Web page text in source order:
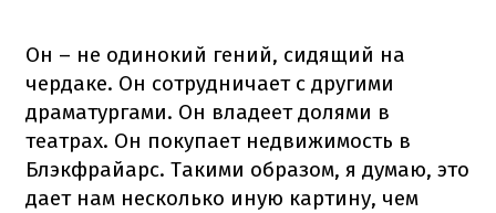
Он – не одинокий гений, сидящий на
чердаке. Он сотрудничает с другими
драматургами. Он владеет долями в
театрах. Он покупает недвижимость в
Блэкфрайарс. Такими образом, я думаю, это
дает нам несколько иную картину, чем